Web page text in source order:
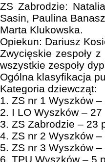
ZS Zabrodzie:
Sasin, Paulina
Marta Klukowska.
Opiekun: Dariusz
Zwycięskie zespoły
wszystkie zespoły
Ogólna klasyfikacja
Kategoria dziewcząt:
1. ZS nr 1 Wyszków –
2. I LO Wyszków – 27
3. ZS Zabrodzie – 23
4. ZS nr 2 Wyszków –
5. ZS nr 3 Wyszków –
6. TPU Wyszków – 5